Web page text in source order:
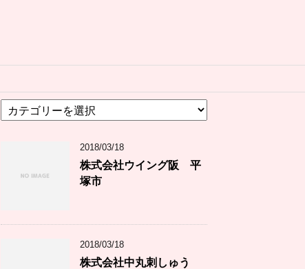
テ
2018/03/18
株式会社ウイング阪 平
塚市
2018/03/18
株式会社中丸刺しゅう